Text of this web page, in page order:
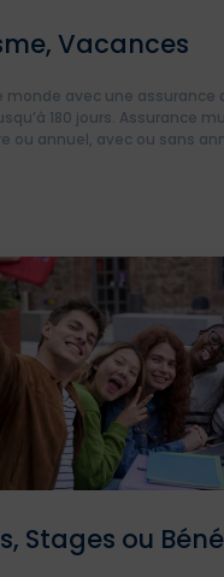
Vacances
monde avec une assurance
180 jours. Assurance
ou annuel, avec ou sans
Stages ou